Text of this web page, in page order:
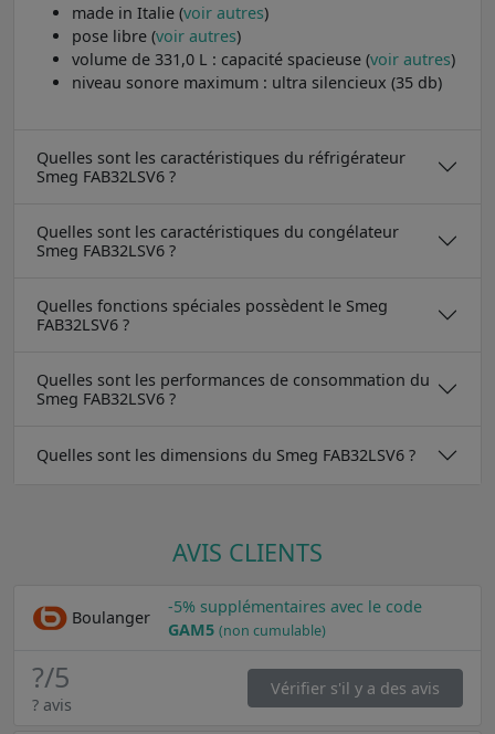
made in Italie (voir autres)
pose libre (voir autres)
volume de 331,0 L : capacité spacieuse (voir autres)
niveau sonore maximum : ultra silencieux (35 db)
Quelles sont les caractéristiques du réfrigérateur
Smeg FAB32LSV6 ?
Quelles sont les caractéristiques du congélateur
Smeg FAB32LSV6 ?
Quelles fonctions spéciales possèdent le Smeg
FAB32LSV6 ?
Quelles sont les performances de consommation du
Smeg FAB32LSV6 ?
Quelles sont les dimensions du Smeg FAB32LSV6 ?
AVIS CLIENTS
Boulanger
-5% supplémentaires avec le code
GAM5 (non cumulable)
?/5
? avis
Vérifier s'il y a des avis